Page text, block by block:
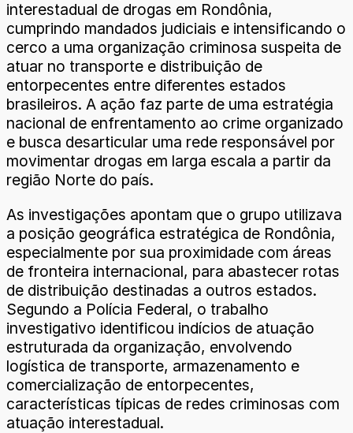
interestadual de drogas em Rondônia,
cumprindo mandados judiciais e intensificando o
cerco a uma organização criminosa suspeita de
atuar no transporte e distribuição de
entorpecentes entre diferentes estados
brasileiros. A ação faz parte de uma estratégia
nacional de enfrentamento ao crime organizado
e busca desarticular uma rede responsável por
movimentar drogas em larga escala a partir da
região Norte do país.
As investigações apontam que o grupo utilizava
a posição geográfica estratégica de Rondônia,
especialmente por sua proximidade com áreas
de fronteira internacional, para abastecer rotas
de distribuição destinadas a outros estados.
Segundo a Polícia Federal, o trabalho
investigativo identificou indícios de atuação
estruturada da organização, envolvendo
logística de transporte, armazenamento e
comercialização de entorpecentes,
características típicas de redes criminosas com
atuação interestadual.